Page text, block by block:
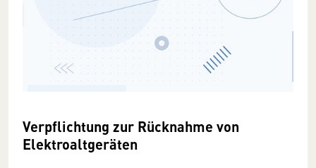
Verpflichtung zur Rücknahme von
Elektroaltgeräten